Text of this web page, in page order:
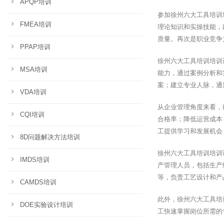
参加徐州六大工具培
理论知识和实操技能
质量。再次是职业竞
徐州六大工具培训培
能力，通过案例分析
案；建立专业人脉，
从企业管理角度来看
合格率；降低运营成
工提供学习和发展机
徐州六大工具培训培
产管理人员，包括生
等，负责工艺设计和
此外，徐州六大工具
工快速掌握岗位所需
APQP培训
FMEA培训
PPAP培训
MSA培训
VDA培训
CQI培训
8D问题解决方法培训
IMDS培训
CAMDS培训
DOE实验设计培训